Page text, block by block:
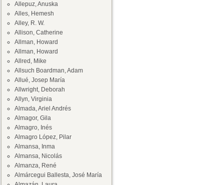
Allepuz, Anuska
Alles, Hemesh
Alley, R. W.
Allison, Catherine
Allman, Howard
Allman, Howard
Allred, Mike
Allsuch Boardman, Adam
Allué, Josep María
Allwright, Deborah
Allyn, Virginia
Almada, Ariel Andrés
Almagor, Gila
Almagro, Inés
Almagro López, Pilar
Almansa, Inma
Almansa, Nicolás
Almanza, René
Almárcegui Ballesta, José María